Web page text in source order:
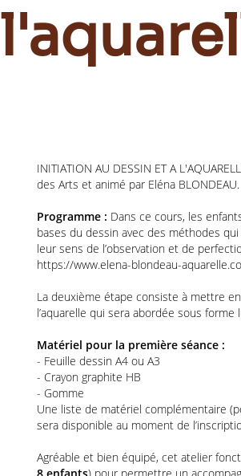
INITIATION AU DESSIN ET A
des Arts et animé par Eléna BLONDEAU.
Programme : Dans ce cours, les
bases du dessin avec des méthodes
leur sens de l’observation et de
https://www.elena-blondeau-
La deuxième étape consiste à mettre
l’aquarelle qui sera abordée sous
Matériel pour la première séance :
- Feuille dessin A4 ou A3
- Crayon graphite HB
- Gomme
Une liste de matériel complémentaire
sera disponible au moment de
Agréable et bien équipé, cet atelier